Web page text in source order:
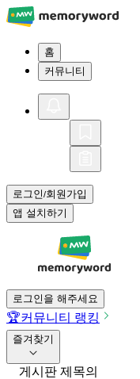
홈
커뮤니티
로그인/회원가입
앱 설치하기
로그인을 해주세요
🏆커뮤니티 랭킹
즐겨찾기
게시판 제목의